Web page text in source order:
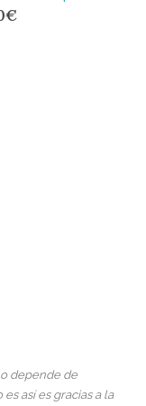
€
depende de
así es gracias a la